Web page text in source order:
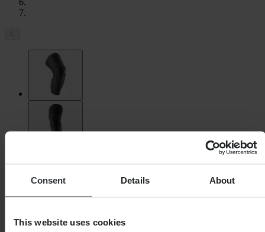
Consent Details About
This website uses cookies